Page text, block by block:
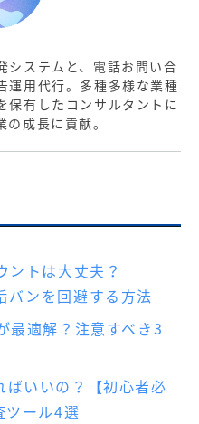
ントは大丈夫？
ンを回避する方法
最適解？注意すべき3
ばいいの？【初心者必
ツール4選
システムと、電話お問い合
運用代行。多種多様な業種
保有したコンサルタントに
成長に貢献。